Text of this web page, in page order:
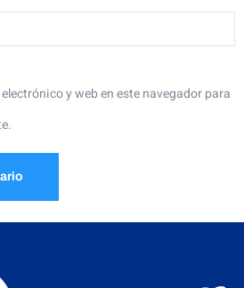
y web en este navegador para